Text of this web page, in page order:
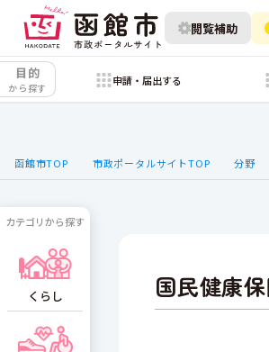
閲覧補助
目的
から探す
申請・届出する
函館市TOP 市政ポータルサイトTOP 分野
国民健康
カテゴリから探す
くらし